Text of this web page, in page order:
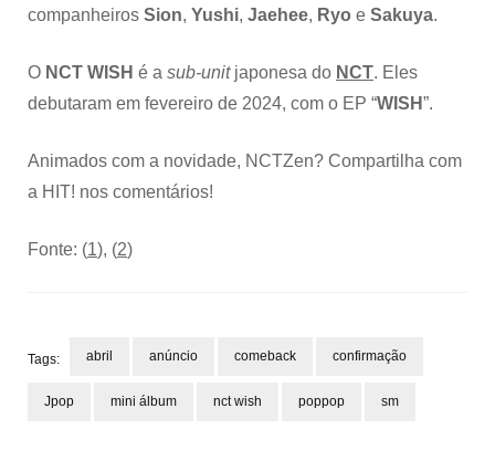
companheiros Sion, Yushi, Jaehee, Ryo e Sakuya.
O NCT WISH é a sub-unitjaponesa do NCT. Eles
debutaram em fevereiro de 2024, com o EP “WISH”.
Animados com a novidade, NCTZen? Compartilha com
a HIT! nos comentários!
Fonte: (1), (2)
Tags: abril anúncio comeback confirmação
Jpop mini álbum nct wish poppop sm